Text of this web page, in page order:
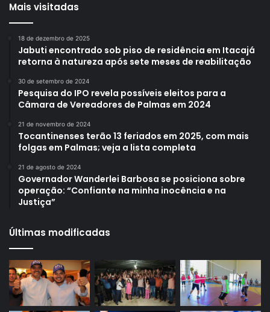
Mais visitadas
18 de dezembro de 2025
Jabuti encontrado sob piso de residência em Itacajá
retorna à natureza após sete meses de reabilitação
30 de setembro de 2024
Pesquisa do IPO revela possíveis eleitos para a
Câmara de Vereadores de Palmas em 2024
21 de novembro de 2024
Tocantinenses terão 13 feriados em 2025, com mais
folgas em Palmas; veja a lista completa
21 de agosto de 2024
Governador Wanderlei Barbosa se posiciona sobre
operação: “Confiante na minha inocência e na
Justiça”
Últimas modificadas